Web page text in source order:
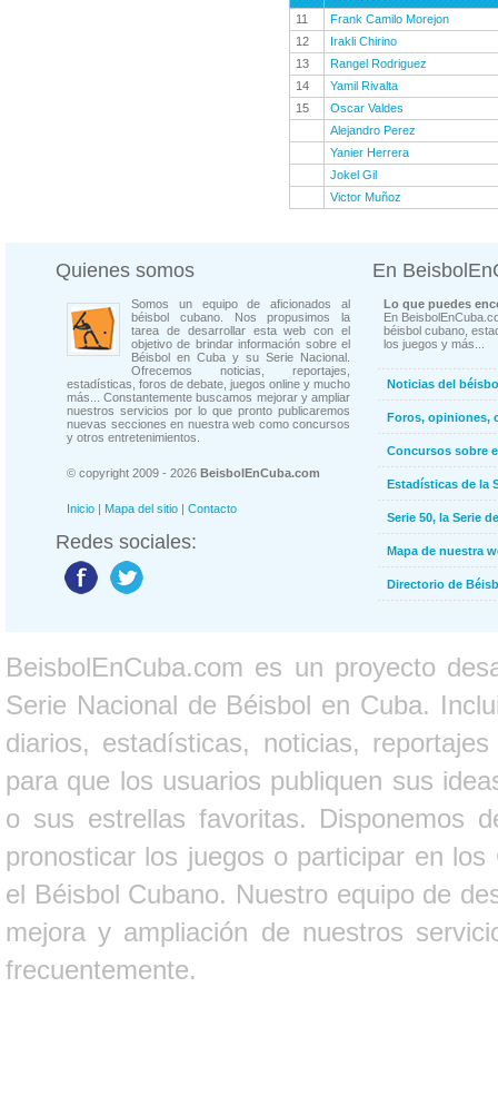
11
Frank Camilo Morejon
12
Irakli Chirino
13
Rangel Rodriguez
14
Yamil Rivalta
15
Oscar Valdes
Alejandro Perez
Yanier Herrera
Jokel Gil
Victor Muñoz
Quienes somos
Somos un equipo de aficionados al
béisbol cubano. Nos propusimos la
tarea de desarrollar esta web con el
objetivo de brindar información sobre el
Béisbol en Cuba y su Serie Nacional.
Ofrecemos noticias, reportajes,
estadísticas, foros de debate, juegos online y mucho
más... Constantemente buscamos mejorar y ampliar
nuestros servicios por lo que pronto publicaremos
nuevas secciones en nuestra web como concursos
y otros entretenimientos.
© copyright 2009 - 2026 BeisbolEnCuba.com
Inicio | Mapa del sitio | Contacto
Redes sociales:
En
Lo que puedes
En
béisbol cubano,
los juegos y más...
Noticias del
Foros, opiniones,
Concursos sobre
Estadísticas de la
Serie 50, la Serie
Mapa de nuestra
Directorio de
BeisbolEnCuba.com es un proyecto
Serie Nacional de Béisbol en Cuba.
diarios, estadísticas, noticias,
para que los usuarios publiquen sus
o sus estrellas favoritas. Disponemos
pronosticar los juegos o participar en
el Béisbol Cubano. Nuestro equipo de
mejora y ampliación de nuestros
frecuentemente.